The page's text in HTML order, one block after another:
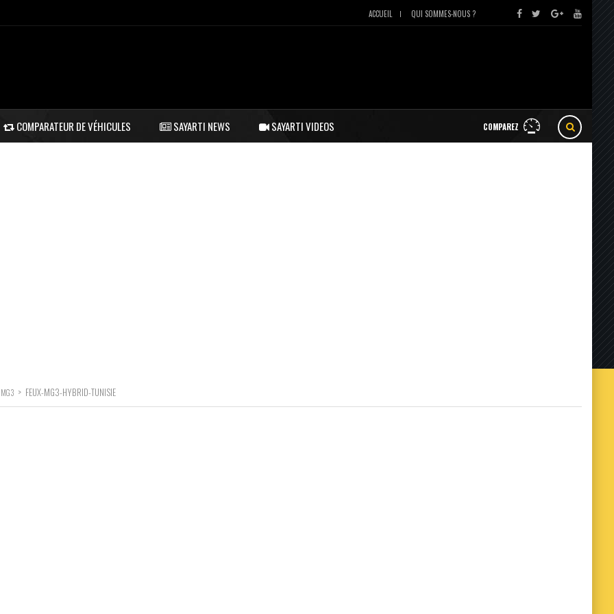
ACCUEIL QUI SOMMES-NOUS ?
COMPAREZ
COMPARATEUR DE VÉHICULES SAYARTI NEWS SAYARTI VIDEOS
> FEUX-MG3-HYBRID-TUNISIE